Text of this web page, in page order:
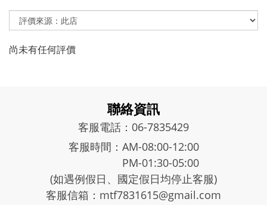
尚未有任何評價
聯絡資訊
客服電話：06-7835429
客服時間：AM-08:00-12:00
PM-01:30-05:00
(如遇例假日、國定假日均停止客服)
客服信箱：mtf7831615@gmail.com